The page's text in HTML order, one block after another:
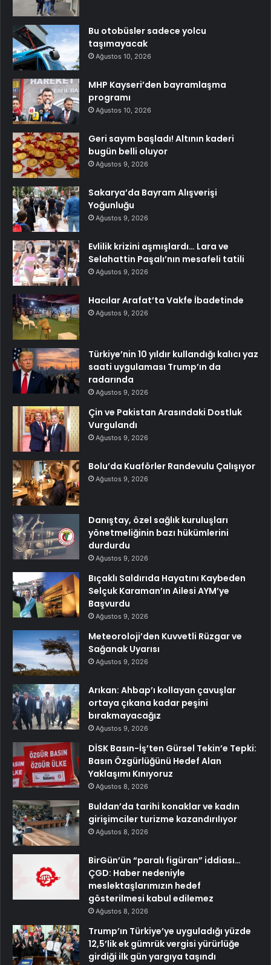
Bu otobüsler sadece yolcu
taşımayacak
Ağustos 10, 2026
MHP Kayseri’den bayramlaşma
programı
Ağustos 10, 2026
Geri sayım başladı! Altının kaderi
bugün belli oluyor
Ağustos 9, 2026
Sakarya’da Bayram Alışverişi
Yoğunluğu
Ağustos 9, 2026
Evlilik krizini aşmışlardı… Lara ve
Selahattin Paşalı’nın mesafeli tatili
Ağustos 9, 2026
Hacılar Arafat’ta Vakfe İbadetinde
Ağustos 9, 2026
Türkiye’nin 10 yıldır kullandığı kalıcı yaz
saati uygulaması Trump’ın da
radarında
Ağustos 9, 2026
Çin ve Pakistan Arasındaki Dostluk
Vurgulandı
Ağustos 9, 2026
Bolu’da Kuaförler Randevulu Çalışıyor
Ağustos 9, 2026
Danıştay, özel sağlık kuruluşları
yönetmeliğinin bazı hükümlerini
durdurdu
Ağustos 9, 2026
Bıçaklı Saldırıda Hayatını Kaybeden
Selçuk Karaman’ın Ailesi AYM’ye
Başvurdu
Ağustos 9, 2026
Meteoroloji’den Kuvvetli Rüzgar ve
Sağanak Uyarısı
Ağustos 9, 2026
Arıkan: Ahbap’ı kollayan çavuşlar
ortaya çıkana kadar peşini
bırakmayacağız
Ağustos 9, 2026
DİSK Basın-İş’ten Gürsel Tekin’e Tepki:
Basın Özgürlüğünü Hedef Alan
Yaklaşımı Kınıyoruz
Ağustos 8, 2026
Buldan’da tarihi konaklar ve kadın
girişimciler turizme kazandırılıyor
Ağustos 8, 2026
BirGün’ün “paralı figüran” iddiası…
ÇGD: Haber nedeniyle
meslektaşlarımızın hedef
gösterilmesi kabul edilemez
Ağustos 8, 2026
Trump’ın Türkiye’ye uyguladığı yüzde
12,5’lik ek gümrük vergisi yürürlüğe
girdiği ilk gün yargıya taşındı